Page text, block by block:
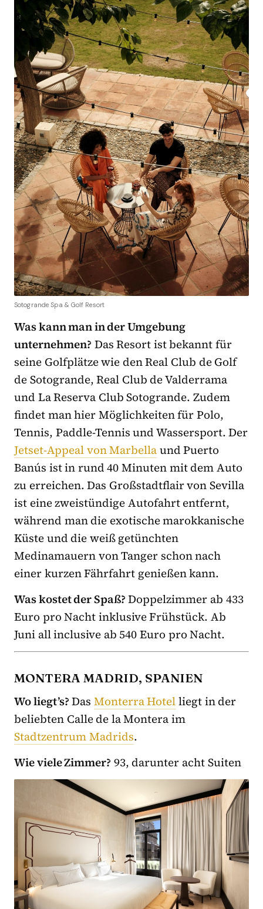
Sotogrande Spa & Golf Resort
Was kann man in der Umgebung
unternehmen? Das Resort ist bekannt für
seine Golfplätze wie den Real Club de Golf
de Sotogrande, Real Club de Valderrama
und La Reserva Club Sotogrande. Zudem
findet man hier Möglichkeiten für Polo,
Tennis, Paddle-Tennis und Wassersport. Der
Jetset-Appeal von Marbellaund Puerto
Banús ist in rund 40 Minuten mit dem Auto
zu erreichen. Das Großstadtflair von Sevilla
ist eine zweistündige Autofahrt entfernt,
während man die exotische marokkanische
Küste und die weiß getünchten
Medinamauern von Tanger schon nach
einer kurzen Fährfahrt genießen kann.
Was kostet der Spaß?Doppelzimmer ab 433
Euro pro Nacht inklusive Frühstück. Ab
Juni all inclusive ab 540 Euro pro Nacht.
MONTERA MADRID, SPANIEN
Wo liegt’s?Das Monterra Hotelliegt in der
beliebten Calle de la Montera im
Stadtzentrum Madrids.
Wie viele Zimmer? 93, darunter acht Suiten